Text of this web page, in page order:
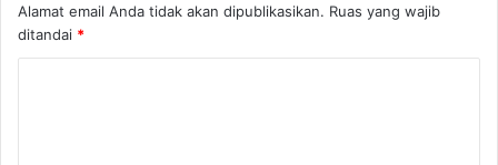
Alamat email Anda tidak akan dipublikasikan. Ruas yang wajib
ditandai *